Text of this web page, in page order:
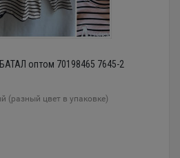
оптом 70198465 7645-2
(разный цвет в упаковке)